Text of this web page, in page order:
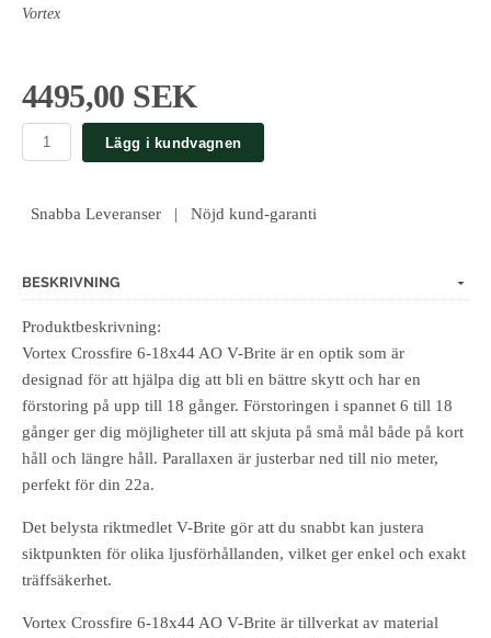
Vortex
4495,00 SEK
Lägg i kundvagnen
Snabba Leveranser | Nöjd kund-garanti
BESKRIVNING
Produktbeskrivning:
Vortex Crossfire 6-18x44 AO V-Brite är en optik som är
designad för att hjälpa dig att bli en bättre skytt och har en
förstoring på upp till 18 gånger. Förstoringen i spannet 6 till 18
gånger ger dig möjligheter till att skjuta på små mål både på kort
håll och längre håll. Parallaxen är justerbar ned till nio meter,
perfekt för din 22a.
Det belysta riktmedlet V-Brite gör att du snabbt kan justera
siktpunkten för olika ljusförhållanden, vilket ger enkel och exakt
träffsäkerhet.
Vortex Crossfire 6-18x44 AO V-Brite är tillverkat av material